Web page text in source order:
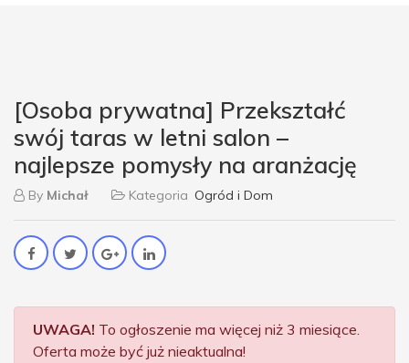
[Osoba prywatna] Przekształć
swój taras w letni salon –
najlepsze pomysły na aranżację
By Michał Kategoria Ogród i Dom
UWAGA! To ogłoszenie ma więcej niż 3 miesiące.
Oferta może być już nieaktualna!